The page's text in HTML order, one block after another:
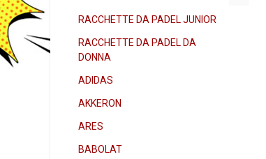
RACCHETTE DA PADEL JUNIOR
RACCHETTE DA PADEL DA
DONNA
ADIDAS
AKKERON
ARES
BABOLAT